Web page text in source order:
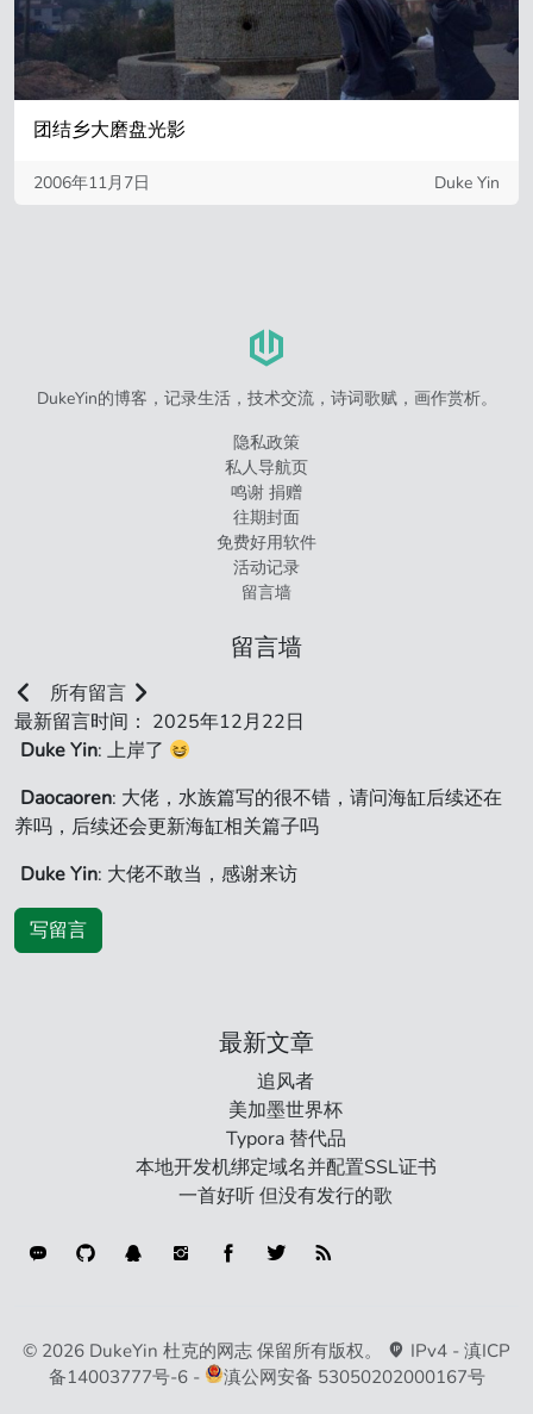
团结乡大磨盘光影
2006年11月7日 Duke Yin
DukeYin的博客，记录生活，技术交流，诗词歌赋，画作赏析。
隐私政策
私人导航页
鸣谢 捐赠
往期封面
免费好用软件
活动记录
留言墙
留言墙
所有留言
最新留言时间： 2025年12月22日
Duke Yin: 上岸了
Daocaoren: 大佬，水族篇写的很不错，请问海缸后续还在
养吗，后续还会更新海缸相关篇子吗
Duke Yin: 大佬不敢当，感谢来访
写留言
最新文章
追风者
美加墨世界杯
Typora 替代品
本地开发机绑定域名并配置SSL证书
一首好听 但没有发行的歌
© 2026 DukeYin 杜克的网志 保留所有版权。 连接类型
IPv4 - 滇ICP
备14003777号-6- 滇公网安备 53050202000167号